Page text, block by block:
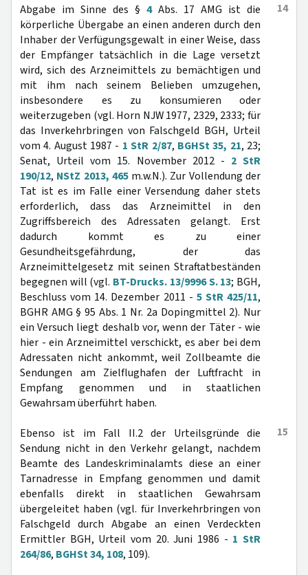
14
Abgabe im Sinne des § 4Abs. 17 AMG ist die
körperliche Übergabe an einen anderen durch den
Inhaber der Verfügungsgewalt in einer Weise, dass
der Empfänger tatsächlich in die Lage versetzt
wird, sich des Arzneimittels zu bemächtigen und
mit ihm nach seinem Belieben umzugehen,
insbesondere es zu konsumieren oder
weiterzugeben (vgl. Horn NJW 1977, 2329, 2333; für
das Inverkehrbringen von Falschgeld BGH, Urteil
vom 4. August 1987 - 1 StR 2/87, BGHSt 35, 21, 23;
Senat, Urteil vom 15. November 2012 - 2 StR
190/12, NStZ 2013, 465m.w.N.). Zur Vollendung der
Tat ist es im Falle einer Versendung daher stets
erforderlich, dass das Arzneimittel in den
Zugriffsbereich des Adressaten gelangt. Erst
dadurch kommt es zu einer
Gesundheitsgefährdung, der das
Arzneimittelgesetz mit seinen Straftatbeständen
begegnen will (vgl. BT-Drucks. 13/9996 S. 13; BGH,
Beschluss vom 14. Dezember 2011 - 5 StR 425/11,
BGHR AMG § 95 Abs. 1 Nr. 2a Dopingmittel 2). Nur
ein Versuch liegt deshalb vor, wenn der Täter - wie
hier - ein Arzneimittel verschickt, es aber bei dem
Adressaten nicht ankommt, weil Zollbeamte die
Sendungen am Zielflughafen der Luftfracht in
Empfang genommen und in staatlichen
Gewahrsam überführt haben.
15
Ebenso ist im Fall II.2 der Urteilsgründe die
Sendung nicht in den Verkehr gelangt, nachdem
Beamte des Landeskriminalamts diese an einer
Tarnadresse in Empfang genommen und damit
ebenfalls direkt in staatlichen Gewahrsam
übergeleitet haben (vgl. für Inverkehrbringen von
Falschgeld durch Abgabe an einen Verdeckten
Ermittler BGH, Urteil vom 20. Juni 1986 - 1 StR
264/86, BGHSt 34, 108, 109).